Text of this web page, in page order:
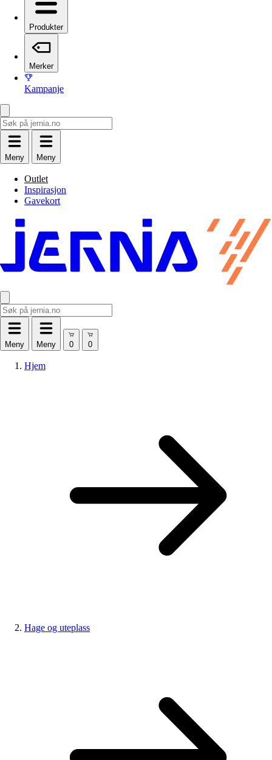
Produkter
Merker
Kampanje
Meny Meny
Outlet
Inspirasjon
Gavekort
Meny Meny
Hjem
Hage og uteplass